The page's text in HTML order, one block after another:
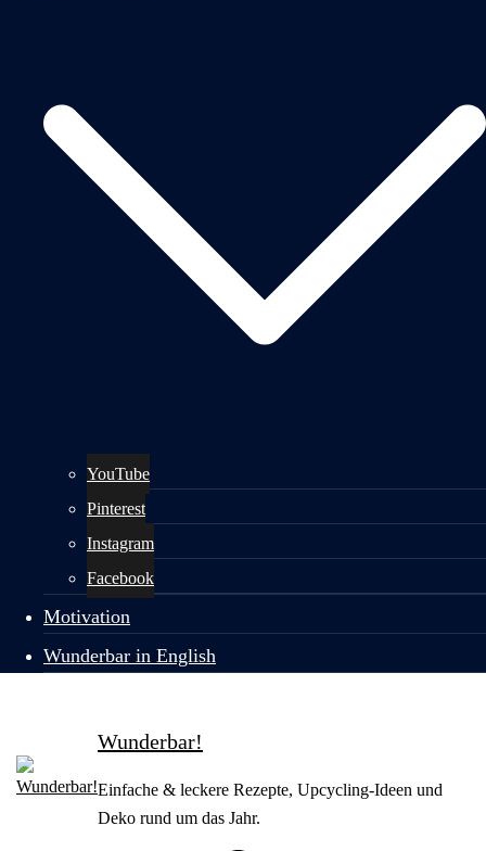
YouTube
Pinterest
Instagram
Facebook
Motivation
Wunderbar in English
Wunderbar!
Einfache & leckere Rezepte, Upcycling-Ideen und
Deko rund um das Jahr.